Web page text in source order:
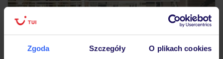
Zgoda Szczegóły O plikach cookies
3.6/5